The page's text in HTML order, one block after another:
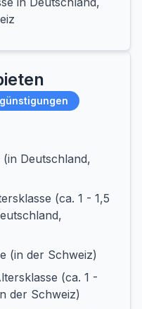
Deutschland,
(ca. 1 - 1,5
(in der Schweiz)
(ca. 1 -
der Schweiz)